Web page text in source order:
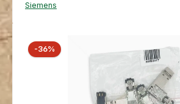
Siemens
Bildergalerie überspringen
-36% Rabatt